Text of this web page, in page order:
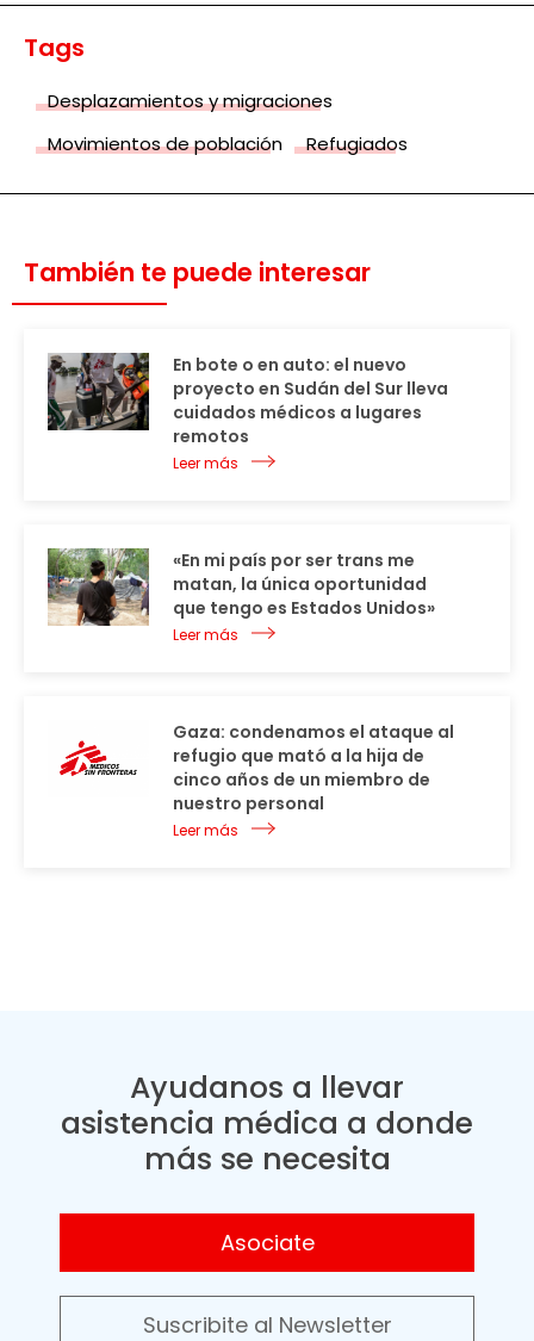
Tags
Desplazamientos y migraciones
Movimientos de población
Refugiados
También te puede interesar
En bote o en auto: el nuevo
proyecto en Sudán del Sur lleva
cuidados médicos a lugares
remotos
Leer más
«En mi país por ser trans me
matan, la única oportunidad
que tengo es Estados Unidos»
Leer más
Gaza: condenamos el ataque al
refugio que mató a la hija de
cinco años de un miembro de
nuestro personal
Leer más
Ayudanos a llevar
asistencia médica a donde
más se necesita
Asociate
Suscribite al Newsletter